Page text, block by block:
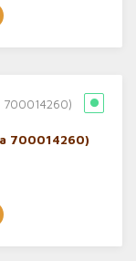
700014260)